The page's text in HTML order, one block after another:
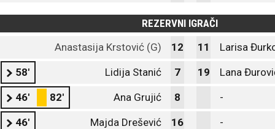
REZERVNI IGRAČI
Anastasija Krstović (G)
12 11 Larisa
58' Lidija Stanić 7 19 Lana
46' 82' Ana Grujić 8 -
46' Majda Drešević 16 -